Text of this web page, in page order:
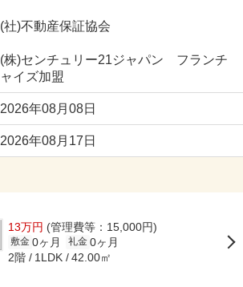
(社)不動産保証協会
(株)センチュリー21ジャパン フランチ
ャイズ加盟
2026年08月08日
2026年08月17日
13万円 (管理費等：15,000円)
敷金 0ヶ月 礼金 0ヶ月
2階 1LDK 42.00㎡